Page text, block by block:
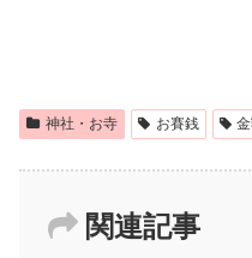
神社・お寺 お賽銭
関連記事